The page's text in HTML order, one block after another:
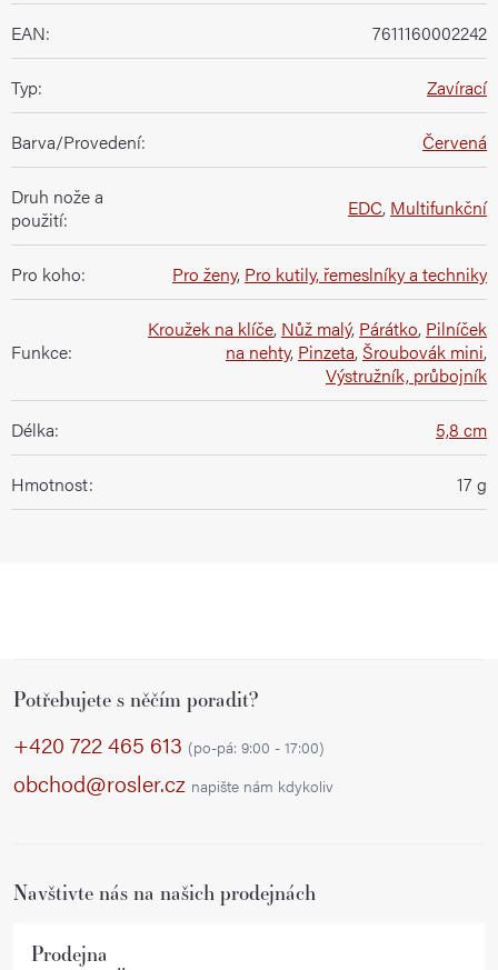
EAN: 7611160002242
Typ: Zavírací
Barva/Provedení: Červená
Druh nože a
použití: EDC, Multifunkční
Pro koho: Pro ženy, Pro kutily, řemeslníky a techniky
Funkce:
Kroužek na klíče, Nůž malý, Párátko, Pilníček
na nehty, Pinzeta, Šroubovák mini,
Výstružník, průbojník
Délka: 5,8 cm
Hmotnost: 17 g
Potřebujete s něčím poradit?
+420 722 465 613 (po-pá: 9:00 - 17:00)
obchod@rosler.cz napište nám kdykoliv
Navštivte nás na našich prodejnách
Prodejna